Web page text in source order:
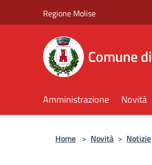
Regione Molise
Comune
Amministrazione Novità
Home > Novità > Notizie